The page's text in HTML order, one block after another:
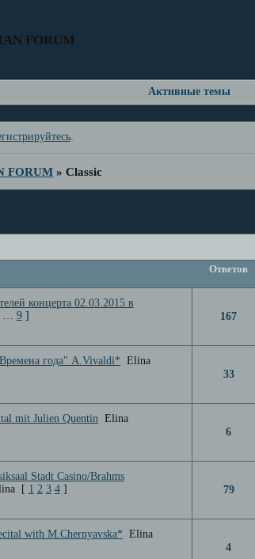
FORUM
Активные темы
.
FORUM »Classic
Ответов
концерта 02.03.2015 в
… 9 ] 167
года" A.Vivaldi* Elina
33
mit Julien Quentin Elina
6
Stadt Casino/Brahms
[ 1 2 3 4 ] 79
with M.Chernyavska*
Elina
4